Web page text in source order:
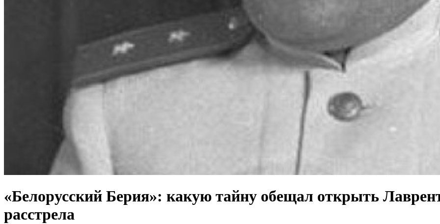
«Белорусский Берия»: какую тайну обещал открыть
расстрела